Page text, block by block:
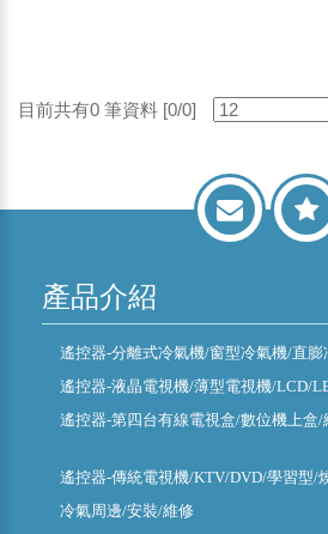
目前共有0 筆資料 [0/0]
產品介紹
遙控器-分離式冷氣機/窗型冷氣機/直膨
遙控器-液晶電視機/薄型電視機/LCD/
遙控器-第四台有線電視盒/數位機上盒/
遙控器-傳統電視機/KTV/DVD/學習型/
冷氣周邊/安裝/維修